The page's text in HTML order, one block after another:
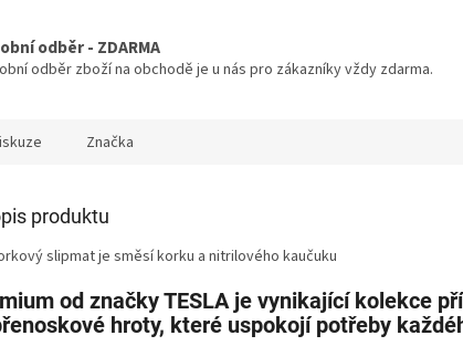
odběr - ZDARMA
odběr zboží na obchodě je u nás pro zákazníky vždy zdarma.
Značka
produktu
slipmat je směsí korku a nitrilového kaučuku
od značky TESLA je vynikající kolekce
hroty, které uspokojí potřeby